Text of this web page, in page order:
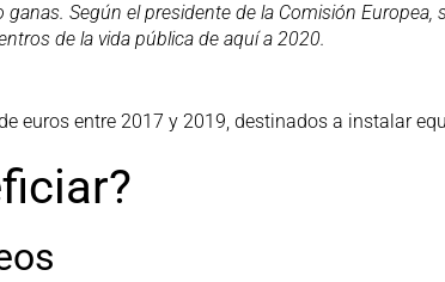
Según el presidente de la Comisión Europea,
de la vida pública de aquí a 2020.
euros entre 2017 y 2019, destinados a instalar